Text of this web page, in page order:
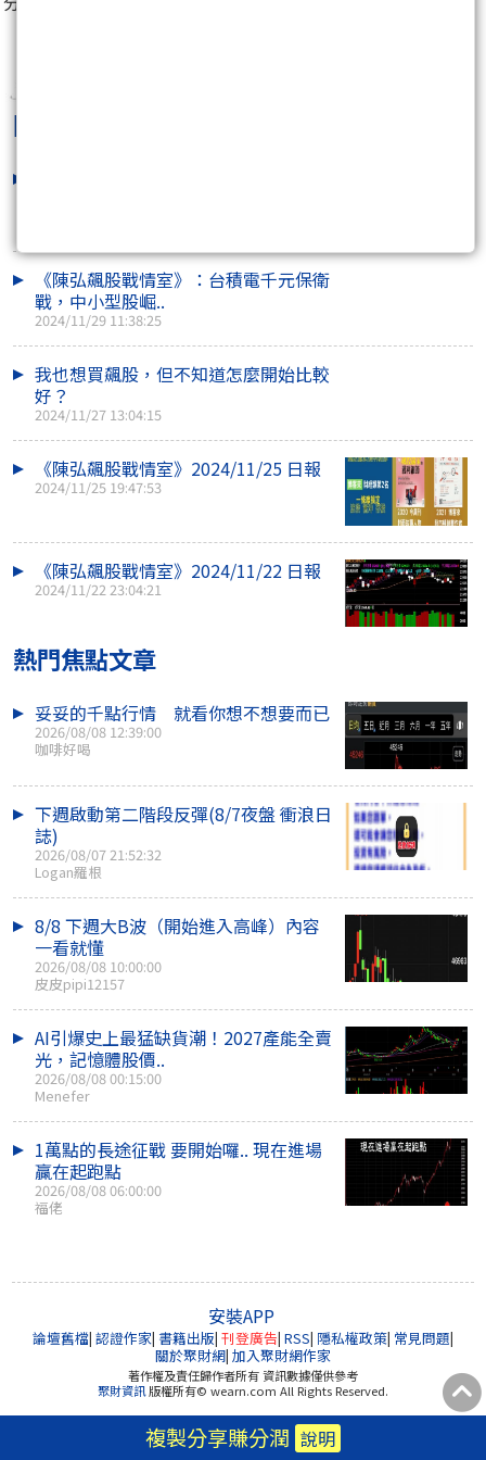
複製分享賺分潤 說明
陳弘
《陳弘飆股戰情室》：台積電千元保衛
戰，中小型股崛..
2024/11/29 11:38:25
我也想買飆股，但不知道怎麼開始比較
好？
2024/11/27 13:04:15
《陳弘飆股戰情室》2024/11/25 日報
2024/11/25 19:47:53
《陳弘飆股戰情室》2024/11/22 日報
2024/11/22 23:04:21
熱門焦點文章
妥妥的千點行情 就看你想不想要而已
2026/08/08 12:39:00
咖啡好喝
下週啟動第二階段反彈(8/7夜盤 衝浪日
誌)
2026/08/07 21:52:32
Logan羅根
8/8 下週大B波（開始進入高峰）內容
一看就懂
2026/08/08 10:00:00
皮皮pipi12157
AI引爆史上最猛缺貨潮！2027產能全賣
光，記憶體股價..
2026/08/08 00:15:00
Menefer
1萬點的長途征戰 要開始囉.. 現在進場
贏在起跑點
2026/08/08 06:00:00
福佬
安裝APP
論壇舊檔| 認證作家| 書籍出版| 刊登廣告| RSS| 隱私權政策| 常見問題|
關於聚財網| 加入聚財網作家
著作權及責任歸作者所有 資訊數據僅供參考
聚財資訊版權所有© wearn.com All Rights Reserved.